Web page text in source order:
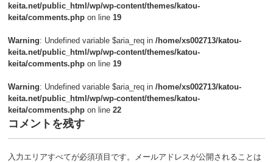
keita.net/public_html/wp/wp-content/themes/katou-
keita/comments.php on line 19
Warning: Undefined variable $aria_req in/home/xs002713/katou-
keita.net/public_html/wp/wp-content/themes/katou-
keita/comments.php on line 19
Warning: Undefined variable $aria_req in/home/xs002713/katou-
keita.net/public_html/wp/wp-content/themes/katou-
keita/comments.php on line22
コメントを残す
入力エリアすべてが必須項目です。メールアドレスが公開されることは